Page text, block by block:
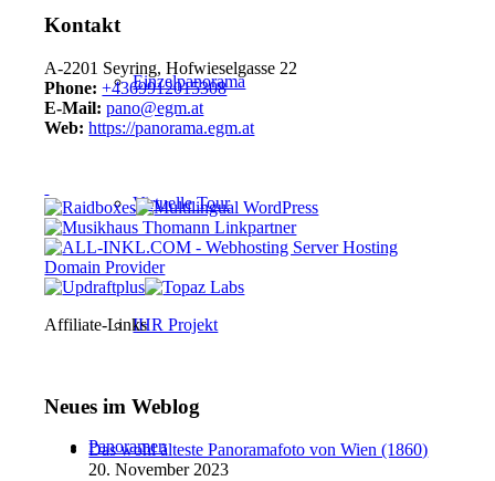
Einzelpanorama
Virtuelle Tour
IHR Projekt
Panoramen
Kontakt
A-2201 Seyring, Hofwieselgasse 22
Phone: +4369912015308
E-Mail: pano@egm.at
Web: https://panorama.egm.at
Affiliate-Links
Neues im Weblog
Das wohl älteste Panoramafoto von Wien (1860)
20. November 2023